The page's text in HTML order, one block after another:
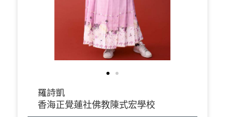
羅詩凱
香海正覺蓮社佛教陳式宏學校